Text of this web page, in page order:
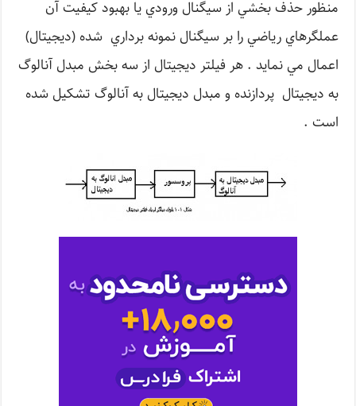
منظور حذف بخشي از سيگنال ورودي يا بهبود كيفيت آن
عملگرهاي رياضي را بر سيگنال نمونه برداري شده (ديجيتال)
اعمال مي نمايد . هر فيلتر ديجيتال از سه بخش مبدل آنالوگ
به ديجيتال پردازنده و مبدل ديجيتال به آنالوگ تشكيل شده
است .